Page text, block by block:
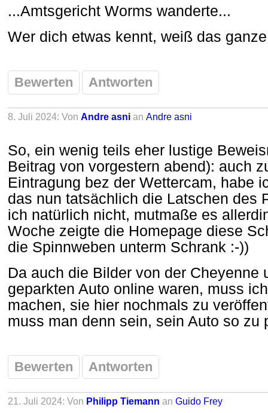
...Amtsgericht Worms wanderte...
Wer dich etwas kennt, weiß das
Bewerten Antworten
8. Juli 2024: Von Andre asni an Andre asni
So, ein wenig teils eher lustige
Beitrag von vorgestern abend): auch
Eintragung bez der Wettercam, habe
das nun tatsächlich die Latschen des
ich natürlich nicht, mutmaße es
Woche zeigte die Homepage diese
die Spinnweben unterm Schrank :-))
Da auch die Bilder von der Cheyenne
geparkten Auto online waren, muss
machen, sie hier nochmals zu
muss man denn sein, sein Auto so zu
Bewerten Antworten
21. Juli 2024: Von Philipp Tiemann an Guido Frey